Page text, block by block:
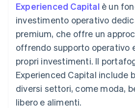
Authorization
Boost
Accettazione
ottimizzata
Pagamento
accelerato
Financial
Connections
Conti finanziari
Aziende di IA
Creator economy
Gaming
Ospitalità, viaggi e
tempo libero
Assicurazione
intrattenimento
Organizzazioni non
profit
Servizi
gestisci i servizi
agenti
Risorse
Integrazioni app
Esempi di codice
Blog per
Stato dell'API
Recapiti
Contattaci
Diventa nostro
Experienced Capital è un
investimento operativo
premium, che offre un
offrendo supporto operativo
propri investimenti. Il
Experienced Capital include
diversi settori, come moda,
libero e alimenti.